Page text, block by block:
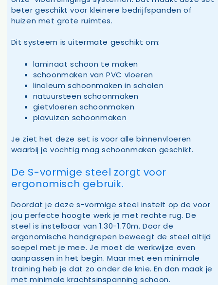
beter geschikt voor kleinere bedrijfspanden of
huizen met grote ruimtes.
Dit systeem is uitermate geschikt om:
laminaat schoon te maken
schoonmaken van PVC vloeren
linoleum schoonmaken in scholen
natuursteen schoonmaken
gietvloeren schoonmaken
plavuizen schoonmaken
Je ziet het deze set is voor alle binnenvloeren
waarbij je vochtig mag schoonmaken geschikt.
De S-vormige steel zorgt voor
ergonomisch gebruik.
Doordat je deze s-vormige steel instelt op de voor
jou perfecte hoogte werk je met rechte rug. De
steel is instelbaar van 1.30-1.70m. Door de
ergonomische handgrepen beweegt de steel altijd
soepel met je mee. Je moet de werkwijze even
aanpassen in het begin. Maar met een minimale
training heb je dat zo onder de knie. En dan maak je
met minimale krachtsinspanning schoon.